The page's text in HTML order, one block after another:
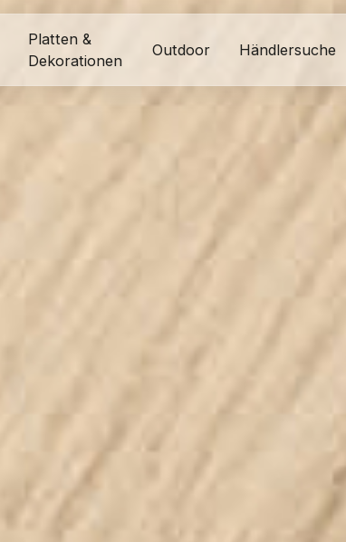
Platten &
Dekorationen
Outdoor Händlersuche